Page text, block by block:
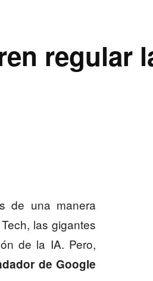
regular
de una manera
las gigantes
de la IA. Pero,
de Google